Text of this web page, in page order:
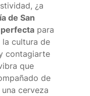
¿a
de San
para
cultura de
contagiarte
que
de
cerveza